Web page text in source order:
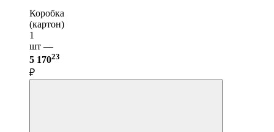
Коробка
(картон)
1
шт —
5 17023
₽